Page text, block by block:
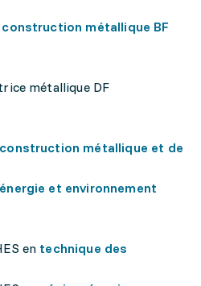
métallique BF
métallique DF
construction métallique et de
et environnement
en technique des